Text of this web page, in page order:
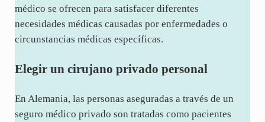
médico se ofrecen para satisfacer diferentes
necesidades médicas causadas por enfermedades o
circunstancias médicas específicas.
Elegir un cirujano privado personal
En Alemania, las personas aseguradas a través de un
seguro médico privado son tratadas como pacientes